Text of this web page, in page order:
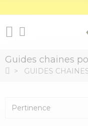
Guides chaines
GUIDES